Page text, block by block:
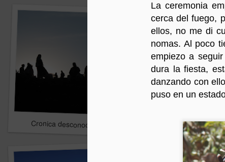
La ceremonia
cerca del fuego,
ellos, no me di
nomas. Al poco
empiezo a
dura la fiesta,
danzando con
puso en un
Cronica desconocida